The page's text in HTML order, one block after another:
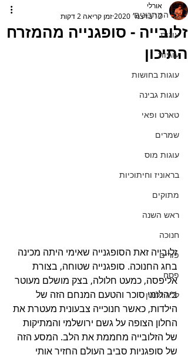
כל המתכונים
עוגות
עוגיות
עוגות בחושות
עוגות גבינה
טארט ופאי
שמרים
עוגות מוס
בראוניז וחיתוכיות
מתוקים
ראש השנה
חנוכה
פורים
פסח
ללא גלוטן
זלובייה - סופגנייה מהמזרח
התיכון
אורלי
12 בדצמ׳ 2020
זמן קריאה 2 דקות
זלובייה זאת הסופגנייה שאימי היתה מכינה
בחג החנוכה. סופגנייה שטוחה, בצורת
אליפסה, כמעט חלולה, בצק מושלם מעוטר
ביהלומי סוכר והטעם המנחם הזה של
הילדות, כאשר חנוכייה צבעונית מעטרת את
החלון הצופה על גשם ירושלמי והמתיקות
של הזלובייה מחממת את הלב. המסע הזה
של סופגניות סביב העולם החזיר אותי